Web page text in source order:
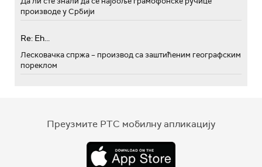
производе у Србији
Re: Eh...
Лесковачка спржа – производ са заштићеним географским
пореклом
Преузмите РТС мобилну апликацију